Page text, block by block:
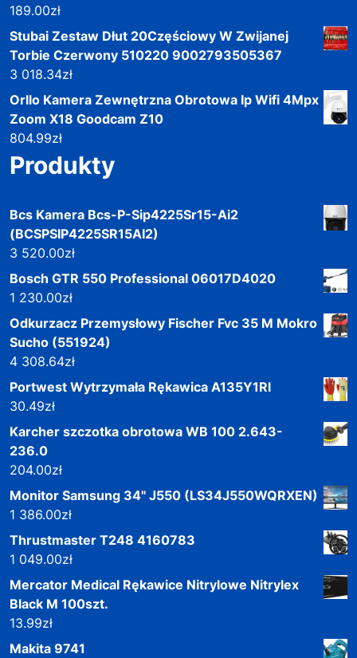
189.00zł
Stubai Zestaw Dłut 20Częściowy W Zwijanej
Torbie Czerwony 510220 9002793505367
3 018.34zł
Orllo Kamera Zewnętrzna Obrotowa Ip Wifi 4Mpx
Zoom X18 Goodcam Z10
804.99zł
Produkty
Bcs Kamera Bcs-P-Sip4225Sr15-Ai2
(BCSPSIP4225SR15AI2)
3 520.00zł
Bosch GTR 550 Professional 06017D4020
1 230.00zł
Odkurzacz Przemysłowy Fischer Fvc 35 M Mokro
Sucho (551924)
4 308.64zł
Portwest Wytrzymała Rękawica A135Y1Rl
30.49zł
Karcher szczotka obrotowa WB 100 2.643-
236.0
204.00zł
Monitor Samsung 34" J550 (LS34J550WQRXEN)
1 386.00zł
Thrustmaster T248 4160783
1 049.00zł
Mercator Medical Rękawice Nitrylowe Nitrylex
Black M 100szt.
13.99zł
Makita 9741